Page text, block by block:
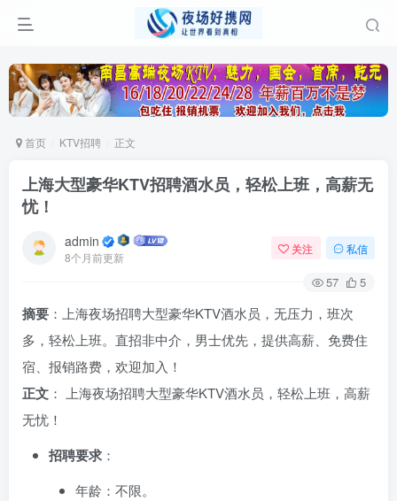
首页 KTV招聘 正文
上海大型豪华KTV招聘酒水员，轻松上班，高薪无
忧！
admin
8个月前更新
关注 私信
57 5
摘要 ：上海夜场招聘大型豪华KTV酒水员，无压力，班次
多，轻松上班。直招非中介，男士优先，提供高薪、免费住
宿、报销路费，欢迎加入！
正文 ： 上海夜场招聘大型豪华KTV酒水员，轻松上班，高薪
无忧！
招聘要求 ：
年龄：不限。